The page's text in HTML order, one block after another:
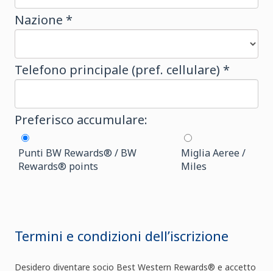
Nazione *
Telefono principale (pref. cellulare) *
Preferisco accumulare:
Punti BW Rewards® / BW
Rewards® points
Miglia Aeree /
Miles
Termini e condizioni dell’iscrizione
Desidero diventare socio Best Western Rewards® e accetto